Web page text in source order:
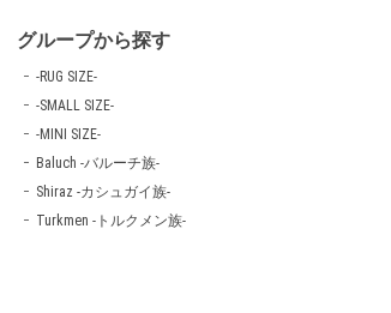
グループから探す
-RUG SIZE-
-SMALL SIZE-
-MINI SIZE-
Baluch -バルーチ族-
Shiraz -カシュガイ族-
Turkmen -トルクメン族-